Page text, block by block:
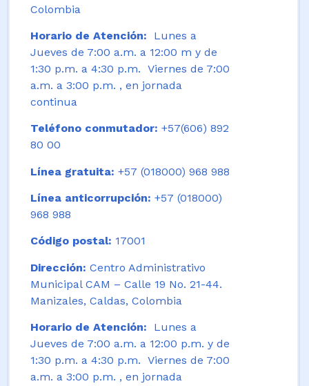
Colombia
Horario de Atención:
Lunes a
Jueves de 7:00 a.m. a 12:00 m y de
1:30 p.m. a 4:30 p.m. Viernes de 7:00
a.m. a 3:00 p.m. , en jornada
continua
Teléfono conmutador: +57(606) 892
80 00
Línea gratuita: +57 (018000) 968 988
Línea anticorrupción: +57 (018000)
968 988
Código postal: 17001
Dirección: Centro Administrativo
Municipal CAM – Calle 19 No. 21-44.
Manizales, Caldas, Colombia
Horario de Atención: Lunes a
Jueves de 7:00 a.m. a 12:00 p.m. y de
1:30 p.m. a 4:30 p.m. Viernes de 7:00
a.m. a 3:00 p.m. , en jornada